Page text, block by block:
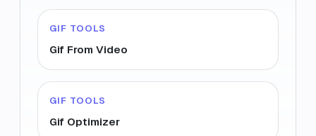
GIF TOOLS
Gif From Video
GIF TOOLS
Gif Optimizer